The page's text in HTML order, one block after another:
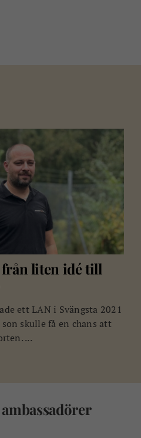
från liten idé till
ett LAN i Svängsta 2021
skulle få en chans att
...